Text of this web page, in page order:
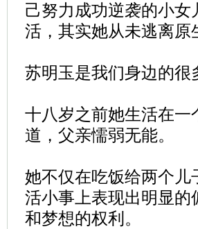
己努力成功逆袭的小
活，其实她从未逃离原
苏明玉是我们身边的很
十八岁之前她生活在
道，父亲懦弱无能。
她不仅在吃饭给两个
活小事上表现出明显
和梦想的权利。